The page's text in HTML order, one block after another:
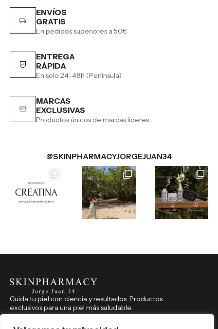
ENVÍOS
GRATIS
En pedidos superiores a 50€
ENTREGA
RÁPIDA
En solo 24-48h (Península)
MARCAS
EXCLUSIVAS
Productos únicos de marcas líderes
@SKINPHARMACYJORGEJUAN34
Cuida tu piel con ciencia y resultados. Productos
exclusivos para una piel más saludable.
914 350 541